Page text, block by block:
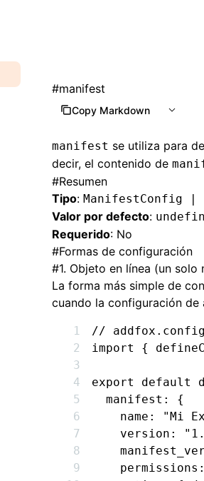
#manifest
Copy Markdown
manifest se utiliza para
decir, el contenido de
#Resumen
Tipo: ManifestConfig |
Valor por defecto:
Requerido: No
#Formas de configuración
#1. Objeto en línea (un solo
La forma más simple de
cuando la configuración de
//
import
{
export default
  manifest
:
{
    name
: "Mi
    version
:
    permissions
: